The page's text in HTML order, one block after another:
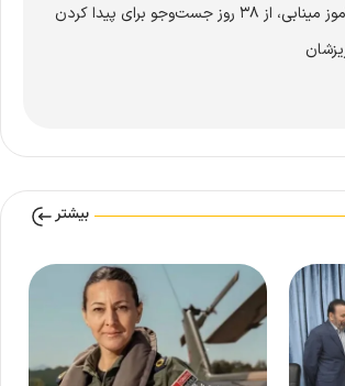
دانش‌آموز مینابی، از ۳۸ روز جست‌و‌جو برای پیدا کردن
بیشتر